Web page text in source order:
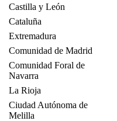
Castilla y León
Cataluña
Extremadura
Comunidad de Madrid
Comunidad Foral de
Navarra
La Rioja
Ciudad Autónoma de
Melilla